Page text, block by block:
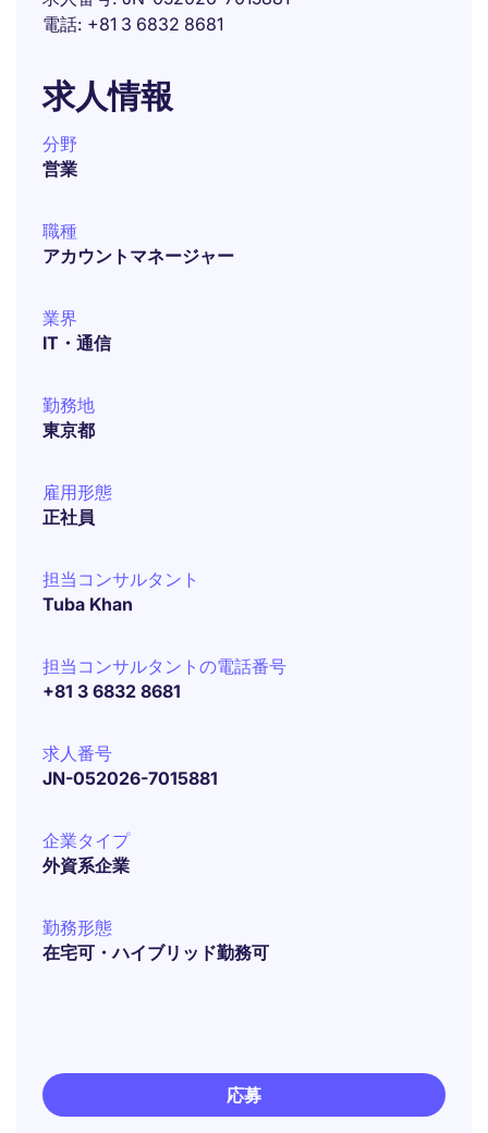
電話 +81 3 6832 8681
求人情報
分野
営業
職種
アカウントマネージャー
業界
IT・通信
勤務地
東京都
雇用形態
正社員
担当コンサルタント
Tuba Khan
担当コンサルタントの電話番号
+81 3 6832 8681
求人番号
JN-052026-7015881
企業タイプ
外資系企業
勤務形態
在宅可・ハイブリッド勤務可
応募